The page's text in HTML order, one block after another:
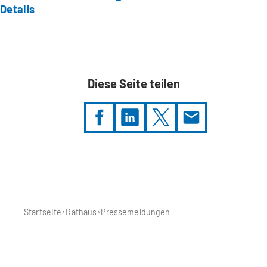
Details
Diese Seite teilen
Startseite Rathaus Pressemeldungen